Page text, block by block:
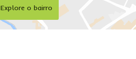
Explore o bairro